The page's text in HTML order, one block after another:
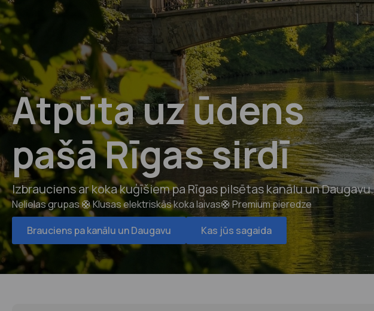
Atpūta uz ūdens
pašā Rīgas sirdī
Izbrauciens ar koka kuģīšiem pa Rīgas pilsētas kanālu un Daugavu.
Nelielas grupas 🛟 Klusas elektriskās koka laivas🛟 Premium pieredze
Brauciens pa kanālu un Daugavu
Kas jūs sagaida